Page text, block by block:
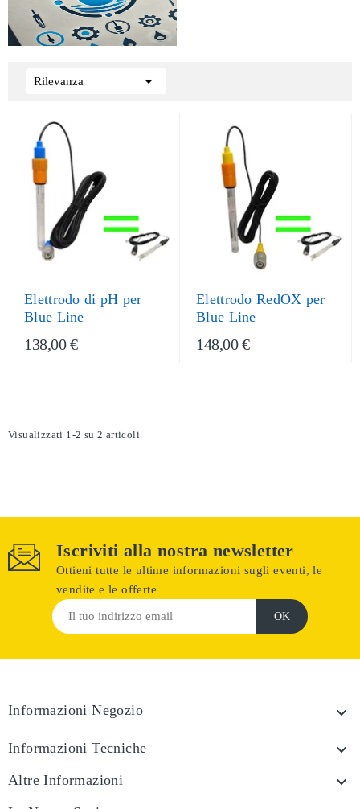
Rilevanza 
Elettrodo di pH per
Blue Line
138,00 €
Elettrodo RedOX per
Blue Line
148,00 €
Visualizzati 1-2 su 2 articoli
Iscriviti alla nostra newsletter
Ottieni tutte le ultime informazioni sugli eventi, le
vendite e le offerte
Informazioni Negozio 
Informazioni Tecniche 
Altre Informazioni 